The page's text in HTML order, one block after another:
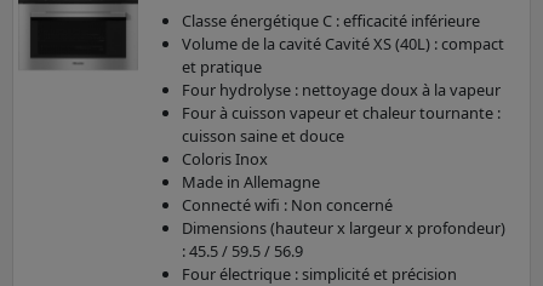
Classe énergétique C : efficacité inférieure
Volume de la cavité Cavité XS (40L) : compact
et pratique
Four hydrolyse : nettoyage doux à la vapeur
Four à cuisson vapeur et chaleur tournante :
cuisson saine et douce
Coloris Inox
Made in Allemagne
Connecté wifi : Non concerné
Dimensions (hauteur x largeur x profondeur)
: 45.5 / 59.5 / 56.9
Four électrique : simplicité et précision